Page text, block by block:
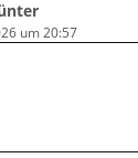
um 20:57